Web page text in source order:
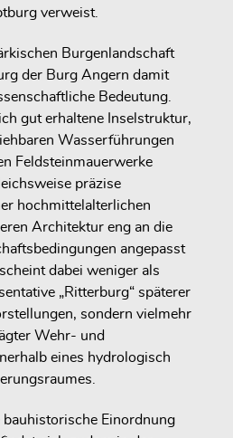
verweist.
Burgenlandschaft
der Burg Angern damit
Bedeutung.
gut erhaltene Inselstruktur,
Wasserführungen
Feldsteinmauerwerke
präzise
hochmittelalterlichen
Architektur eng an die
angepasst
dabei weniger als
„Ritterburg“ späterer
sondern vielmehr
Wehr- und
eines hydrologisch
bauhistorische Einordnung